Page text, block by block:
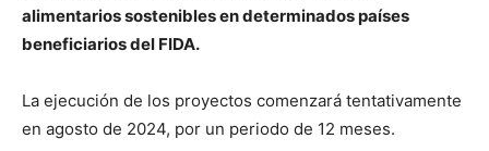
alimentarios sostenibles en determinados países
beneficiarios del FIDA.
La ejecución de los proyectos comenzará tentativamente
en agosto de 2024, por un periodo de 12 meses.